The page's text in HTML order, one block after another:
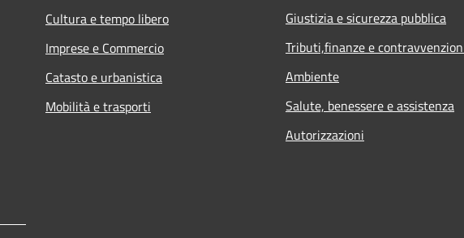
Cultura e tempo libero
Imprese e Commercio
Catasto e urbanistica
Mobilità e trasporti
Giustizia e sicurezza pubblica
Tributi,finanze e
Ambiente
Salute, benessere e assistenza
Autorizzazioni